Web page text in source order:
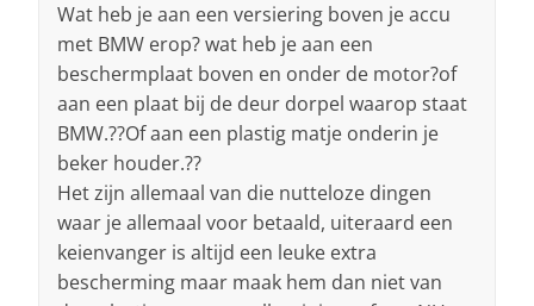
Wat heb je aan een versiering boven je accu
met BMW erop? wat heb je aan een
beschermplaat boven en onder de motor?of
aan een plaat bij de deur dorpel waarop staat
BMW.??Of aan een plastig matje onderin je
beker houder.??
Het zijn allemaal van die nutteloze dingen
waar je allemaal voor betaald, uiteraard een
keienvanger is altijd een leuke extra
bescherming maar maak hem dan niet van